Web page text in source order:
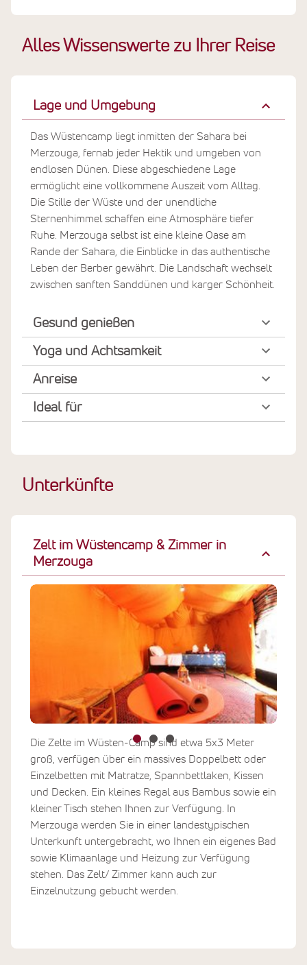
Alles Wissenswerte zu Ihrer Reise
Lage und Umgebung
Das Wüstencamp liegt inmitten der Sahara bei
Merzouga, fernab jeder Hektik und umgeben von
endlosen Dünen. Diese abgeschiedene Lage
ermöglicht eine vollkommene Auszeit vom Alltag.
Die Stille der Wüste und der unendliche
Sternenhimmel schaffen eine Atmosphäre tiefer
Ruhe. Merzouga selbst ist eine kleine Oase am
Rande der Sahara, die Einblicke in das authentische
Leben der Berber gewährt. Die Landschaft wechselt
zwischen sanften Sanddünen und karger Schönheit.
Gesund genießen
Yoga und Achtsamkeit
Anreise
Ideal für
Unterkünfte
Zelt im Wüstencamp & Zimmer in
Merzouga
Die Zelte im Wüsten-Camp sind etwa 5x3 Meter
groß, verfügen über ein massives Doppelbett oder
Einzelbetten mit Matratze, Spannbettlaken, Kissen
und Decken. Ein kleines Regal aus Bambus sowie ein
kleiner Tisch stehen Ihnen zur Verfügung. In
Merzouga werden Sie in einer landestypischen
Unterkunft untergebracht, wo Ihnen ein eigenes Bad
sowie Klimaanlage und Heizung zur Verfügung
stehen. Das Zelt/ Zimmer kann auch zur
Einzelnutzung gebucht werden.